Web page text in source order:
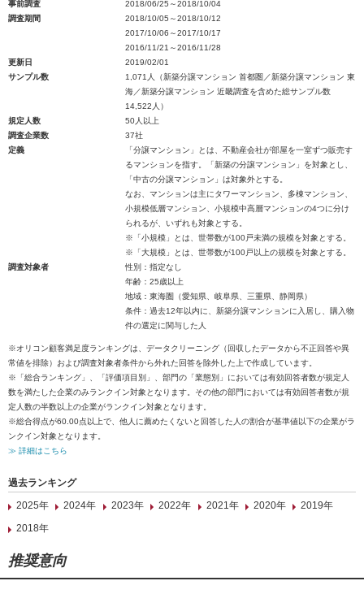
事前調査
2018/06/25～2018/10/04
調査期間
2018/10/05～2018/10/12
2017/10/06～2017/10/17
2016/11/21～2016/11/28
更新日
2019/02/01
サンプル数
1,071人（新築分譲マンション 首都圏／新築分譲マンション 東
海／新築分譲マンション 近畿調査を含めた総サンプル数
14,522人）
規定人数
50人以上
調査企業数
37社
定義
「分譲マンション」とは、不動産会社が部屋を一室ずつ販売す
るマンションを指す。「新築の分譲マンション」を対象とし、
「中古の分譲マンション」は対象外とする。
なお、マンションは主にタワーマンション、多棟マンション、
小規模低層マンション、小規模中高層マンションの4つに分け
られるが、いずれも対象とする。
※「小規模」とは、世帯数が100戸未満の規模を対象とする。
※「大規模」とは、世帯数が100戸以上の規模を対象とする。
調査対象者
性別：指定なし
年齢：25歳以上
地域：東海圏（愛知県、岐阜県、三重県、静岡県）
条件：過去12年以内に、新築分譲マンションに入居し、購入物
件の選定に関与した人
※オリコン顧客満足度ランキングは、データクリーニング（回収したデータから不正回答や異
常値を排除）および調査対象者条件から外れた回答を除外した上で作成しています。
※「総合ランキング」、「評価項目別」、部門の「業態別」においては有効回答者数が規定人
数を満たした企業のみランクイン対象となります。その他の部門においては有効回答者数が規
定人数の半数以上の企業がランクイン対象となります。
※総合得点が60.00点以上で、他人に薦めたくないと回答した人の割合が基準値以下の企業がラ
ンクイン対象となります。
≫ 詳細はこちら
過去ランキング
2025年
2024年 2023年 2022年 2021年 2020年
2019年
2018年
推奨意向